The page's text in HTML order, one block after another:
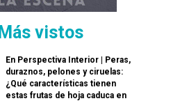
Más vistos
En Perspectiva Interior | Peras,
duraznos, pelones y ciruelas:
¿Qué características tienen
estas frutas de hoja caduca en